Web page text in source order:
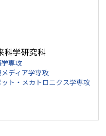
科学研究科
専攻
ディア学専攻
ット・メカトロニクス学専攻